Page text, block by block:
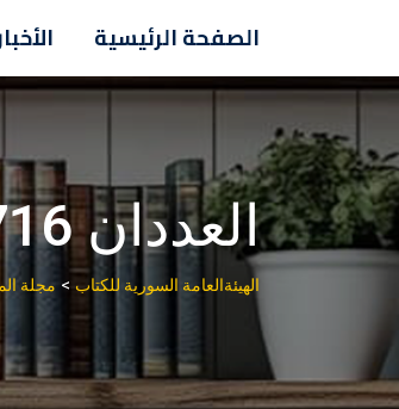
content
الصفحة الرئيسية
العددان 716 – 717، أيار، وحزيران 2023
الهيئةالعامة السورية للكتاب > مجلة